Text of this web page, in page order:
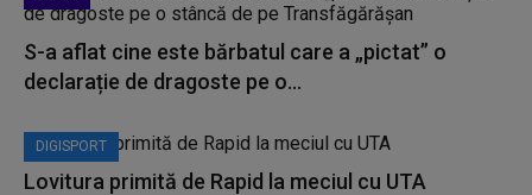
S-a aflat cine este bărbatul care a „pictat” o
declarație de dragoste pe o...
DIGISPORT
Lovitura primită de Rapid la meciul cu UTA